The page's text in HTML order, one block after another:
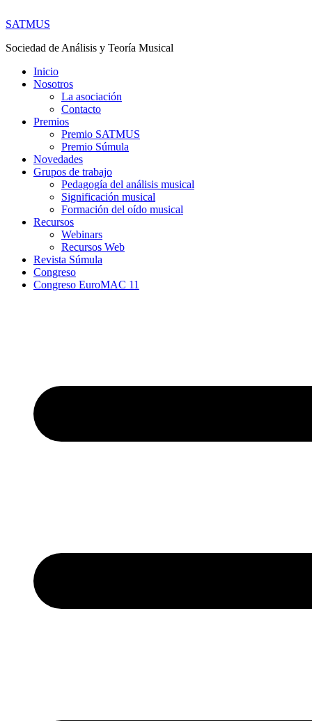
SATMUS
Sociedad de Análisis y Teoría Musical
Inicio
Nosotros
La asociación
Contacto
Premios
Premio SATMUS
Premio Súmula
Novedades
Grupos de trabajo
Pedagogía del análisis musical
Significación musical
Formación del oído musical
Recursos
Webinars
Recursos Web
Revista Súmula
Congreso
Congreso EuroMAC 11